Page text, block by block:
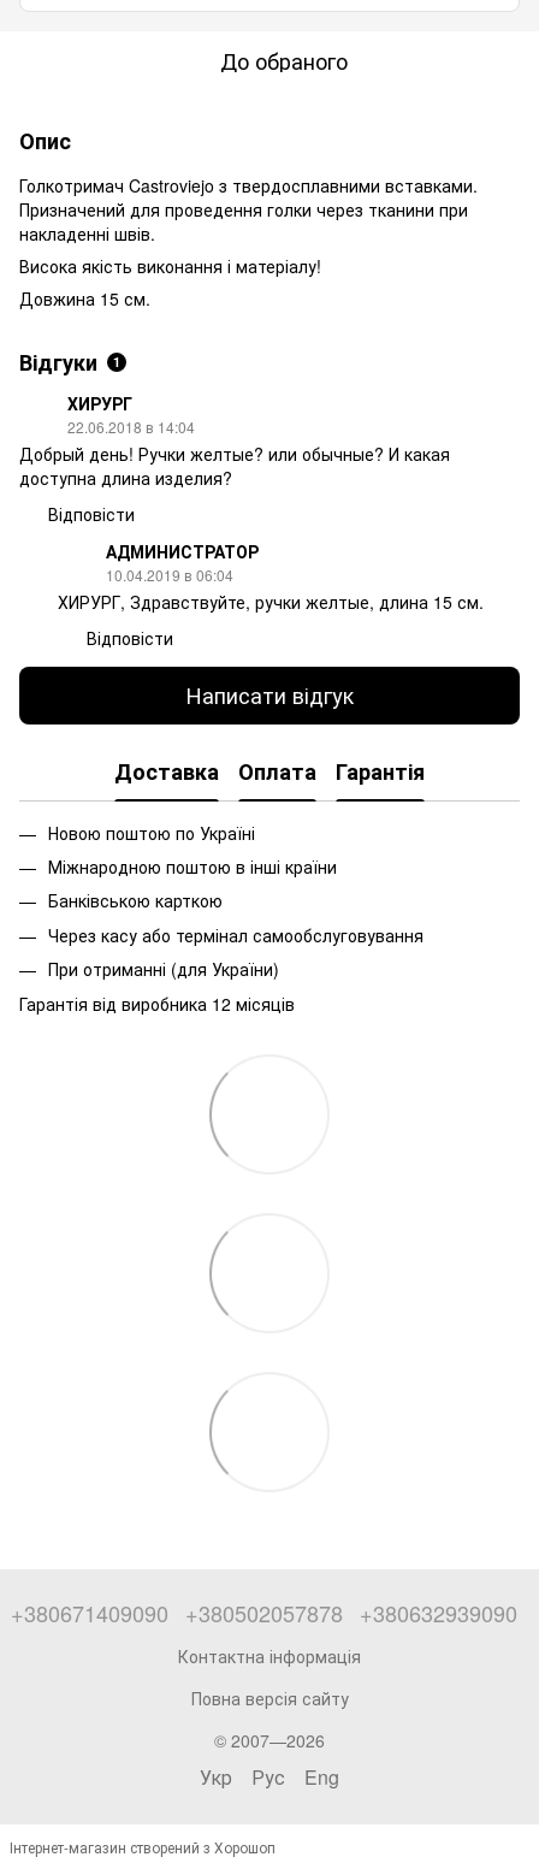
До обраного
Опис
Голкотримач Castroviejo з твердосплавними вставками.
Призначений для проведення голки через тканини при
накладенні швів.
Висока якість виконання і матеріалу!
Довжина 15 см.
Відгуки 1
ХИРУРГ
22.06.2018 в 14:04
Добрый день! Ручки желтые? или обычные? И какая
доступна длина изделия?
Відповісти
АДМИНИСТРАТОР
10.04.2019 в 06:04
ХИРУРГ, Здравствуйте, ручки желтые, длина 15 см.
Відповісти
Написати відгук
Доставка Оплата Гарантія
Новою поштою по Україні
Міжнародною поштою в інші країни
Банківською карткою
Через касу або термінал самообслуговування
При отриманні (для України)
Гарантія від виробника 12 місяців
+380671409090 +380502057878 +380632939090
Контактна інформація
Повна версія сайту
© 2007—2026
Укр Рус Eng
Інтернет-магазин створений з Хорошоп